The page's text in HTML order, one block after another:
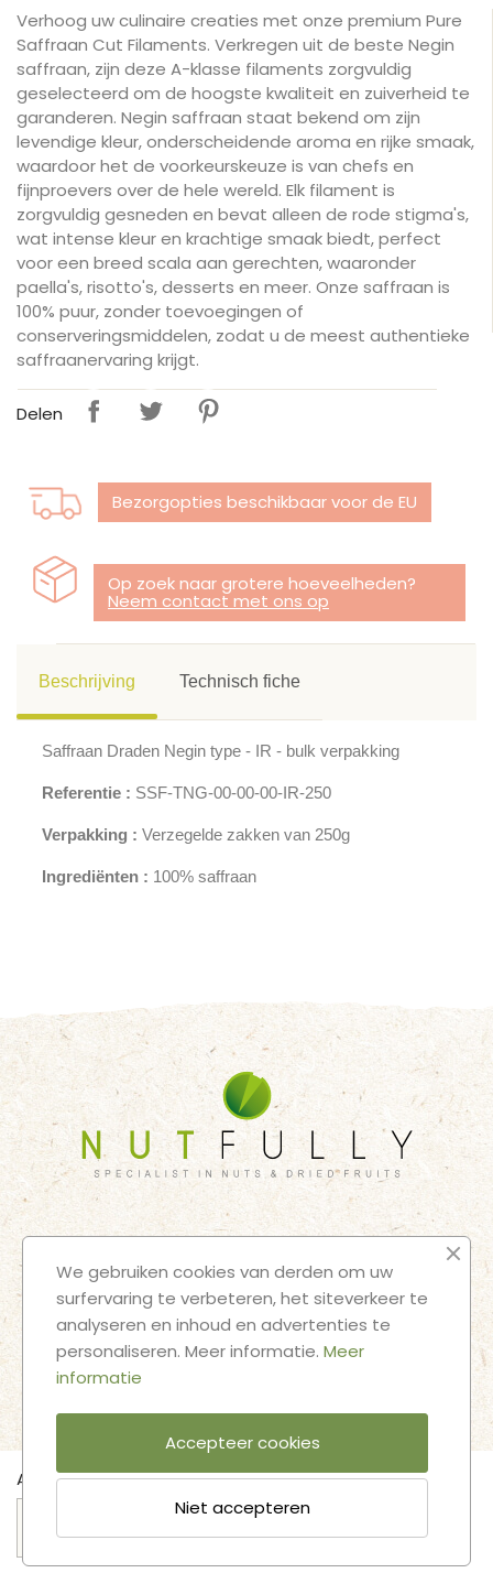
Verhoog uw culinaire creaties met onze premium Pure
Saffraan Cut Filaments. Verkregen uit de beste Negin
saffraan, zijn deze A-klasse filaments zorgvuldig
geselecteerd om de hoogste kwaliteit en zuiverheid te
garanderen. Negin saffraan staat bekend om zijn
levendige kleur, onderscheidende aroma en rijke smaak,
waardoor het de voorkeurskeuze is van chefs en
fijnproevers over de hele wereld. Elk filament is
zorgvuldig gesneden en bevat alleen de rode stigma's,
wat intense kleur en krachtige smaak biedt, perfect
voor een breed scala aan gerechten, waaronder
paella's, risotto's, desserts en meer. Onze saffraan is
100% puur, zonder toevoegingen of
conserveringsmiddelen, zodat u de meest authentieke
saffraanervaring krijgt.
Aantal
Delen
Bezorgopties beschikbaar voor de EU
Op zoek naar grotere hoeveelheden?
Neem contact met ons op
Beschrijving Technisch fiche
Saffraan Draden Negin type - IR - bulk verpakking
Referentie : SSF-TNG-00-00-00-IR-250
Verpakking : Verzegelde zakken van 250g
Ingrediënten : 100% saffraan
JURIDISCHE KENNISGEVINGEN
ALGEMENE VOORWAARDEN
VOLG ONZE AVONTUREN
2025 © Nutfully |Designed and developed by
We gebruiken cookies van derden om uw
surfervaring te verbeteren, het siteverkeer te
analyseren en inhoud en advertenties te
personaliseren. Meer informatie. Meer
informatie
Accepteer cookies
Niet accepteren